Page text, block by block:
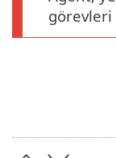
görevleri